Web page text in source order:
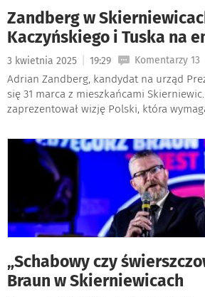
Zandberg w
Kaczyńskiego i Tuska na
3 kwietnia 2025 19:29 Komentarzy 13
Adrian Zandberg, kandydat na urząd
się 31 marca z mieszkańcami Skierniewic.
zaprezentował wizję Polski, która
„Schabowy czy
Braun w Skierniewicach